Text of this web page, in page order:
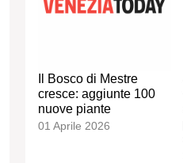
Il Bosco di Mestre
cresce: aggiunte 100
nuove piante
01 Aprile 2026